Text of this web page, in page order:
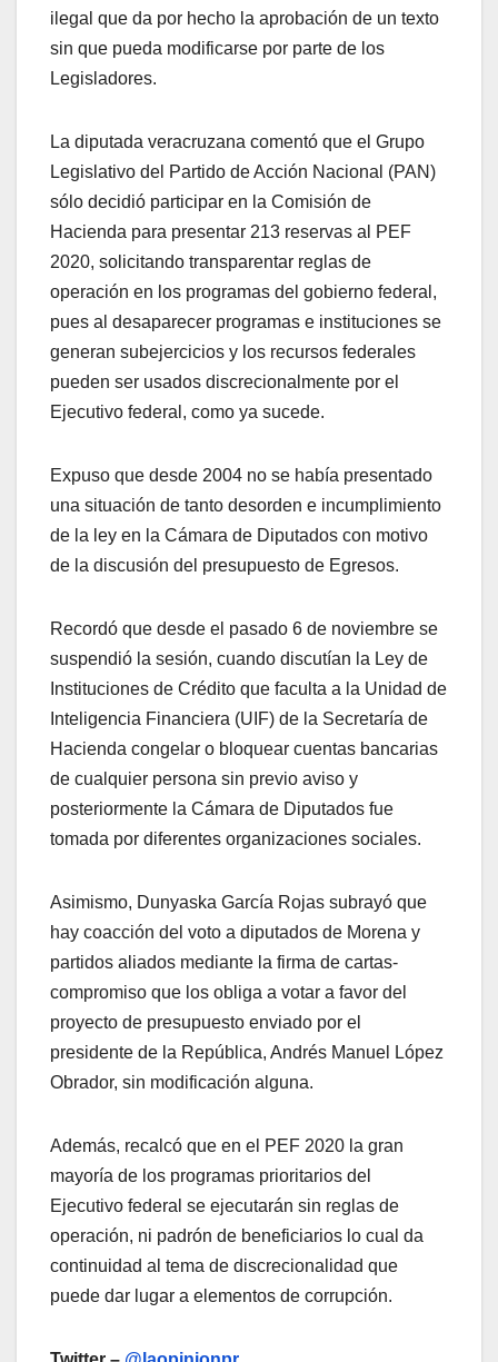
ilegal que da por hecho la aprobación de un texto
sin que pueda modificarse por parte de los
Legisladores.
La diputada veracruzana comentó que el Grupo
Legislativo del Partido de Acción Nacional (PAN)
sólo decidió participar en la Comisión de
Hacienda para presentar 213 reservas al PEF
2020, solicitando transparentar reglas de
operación en los programas del gobierno federal,
pues al desaparecer programas e instituciones se
generan subejercicios y los recursos federales
pueden ser usados discrecionalmente por el
Ejecutivo federal, como ya sucede.
Expuso que desde 2004 no se había presentado
una situación de tanto desorden e incumplimiento
de la ley en la Cámara de Diputados con motivo
de la discusión del presupuesto de Egresos.
Recordó que desde el pasado 6 de noviembre se
suspendió la sesión, cuando discutían la Ley de
Instituciones de Crédito que faculta a la Unidad de
Inteligencia Financiera (UIF) de la Secretaría de
Hacienda congelar o bloquear cuentas bancarias
de cualquier persona sin previo aviso y
posteriormente la Cámara de Diputados fue
tomada por diferentes organizaciones sociales.
Asimismo, Dunyaska García Rojas subrayó que
hay coacción del voto a diputados de Morena y
partidos aliados mediante la firma de cartas-
compromiso que los obliga a votar a favor del
proyecto de presupuesto enviado por el
presidente de la República, Andrés Manuel López
Obrador, sin modificación alguna.
Además, recalcó que en el PEF 2020 la gran
mayoría de los programas prioritarios del
Ejecutivo federal se ejecutarán sin reglas de
operación, ni padrón de beneficiarios lo cual da
continuidad al tema de discrecionalidad que
puede dar lugar a elementos de corrupción.